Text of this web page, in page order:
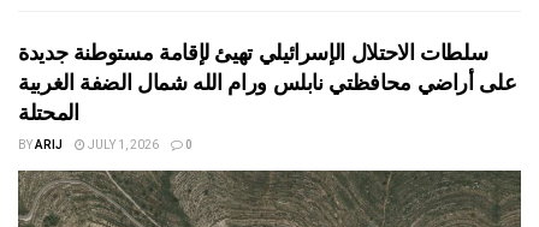
سلطات الاحتلال الإسرائيلي تهيئ لإقامة مستوطنة جديدة
على أراضي محافظتي نابلس ورام الله شمال الضفة الغربية
المحتلة
BYARIJ JULY 1, 2026 0